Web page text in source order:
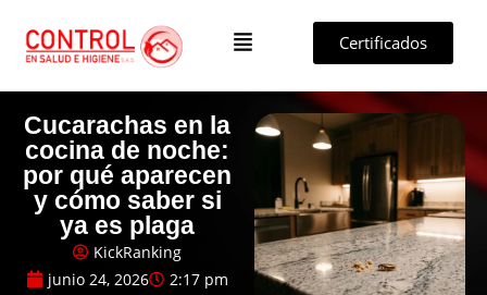
Certificados
Cucarachas en la
cocina de noche:
por qué aparecen
y cómo saber si
ya es plaga
KickRanking
junio 24, 2026
2:17 pm